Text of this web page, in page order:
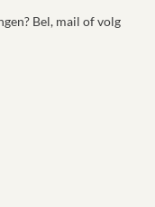
Bel, mail of volg